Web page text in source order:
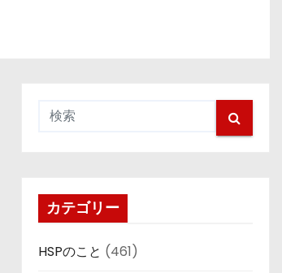
カテゴリー
HSPのこと (461)